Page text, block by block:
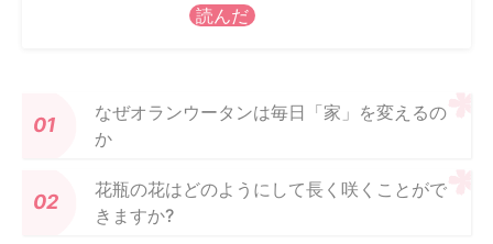
読んだ
なぜオランウータンは毎日「家」を変えるの
か
花瓶の花はどのようにして長く咲くことがで
きますか?